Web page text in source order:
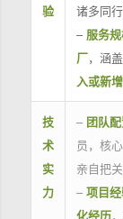
验
诸多同
– 服务
厂，涵
入或新
技
术
实
力
– 团队
员，核
亲自把
– 项目
化经历